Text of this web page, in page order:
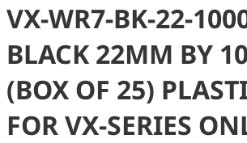
VX-WR7-BK-22-
BLACK 22MM BY
(BOX OF 25)
FOR VX-SERIES